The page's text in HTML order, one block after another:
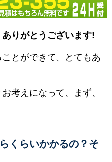
りがとうございます!
とができて、とてもあ
考えになって、まず、
くらいかかるの？そ